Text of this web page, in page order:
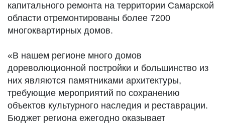
капитального ремонта на территории Самарской
области отремонтированы более 7200
многоквартирных домов.
«В нашем регионе много домов
дореволюционной постройки и большинство из
них являются памятниками архитектуры,
требующие мероприятий по сохранению
объектов культурного наследия и реставрации.
Бюджет региона ежегодно оказывает